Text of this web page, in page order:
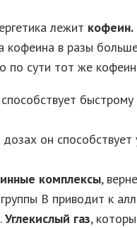
лежит кофеин.
кофеина в разы
по сути тот же
он
комплексы,
В приводит к
.Углекислый газ,